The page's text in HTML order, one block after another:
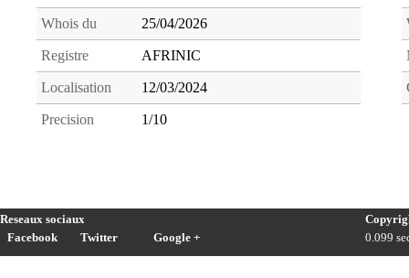
Whois du 25/04/2026
Registre AFRINIC
Localisation 12/03/2024
Precision 1/10
Reseaux sociaux
Facebook
Twitter Google +
0.099